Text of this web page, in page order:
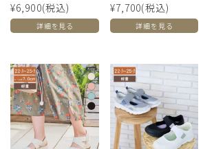
¥6,900(税込)
詳細を見る
¥7,700(税込)
詳細を見る